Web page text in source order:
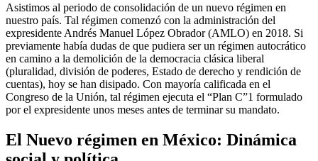
Asistimos al periodo de consolidación de un nuevo régimen en
nuestro país. Tal régimen comenzó con la administración del
expresidente Andrés Manuel López Obrador (AMLO) en 2018. Si
previamente había dudas de que pudiera ser un régimen autocrático
en camino a la demolición de la democracia clásica liberal
(pluralidad, división de poderes, Estado de derecho y rendición de
cuentas), hoy se han disipado. Con mayoría calificada en el
Congreso de la Unión, tal régimen ejecuta el “Plan C”1 formulado
por el expresidente unos meses antes de terminar su mandato.
El Nuevo régimen en México: Dinámica